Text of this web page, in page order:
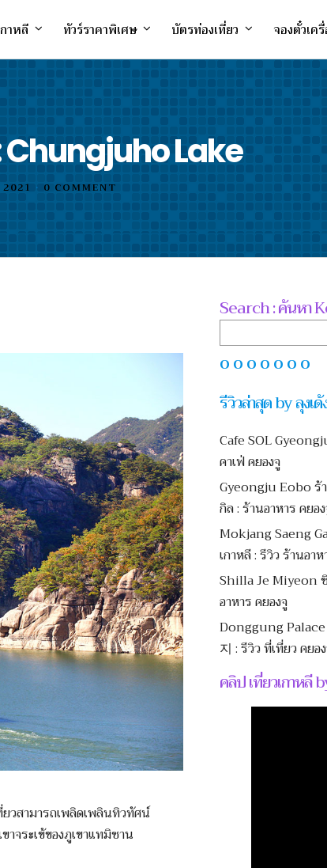
าหลี ทัวร์ราคาพิเศษ บัตรท่องเที่ยว จองตั๋วเค
Chungjuho Lake
• 0 COMMENT
วสามารถเพลิดเพลินทิวทัศน์
จระเข้ของภูเขาแทมิซาน
Search : ค้นหา
O O O O O O O
รีวิวล่าสุด by ลุงเด้
Cafe SOL
คาเฟ่ คยองจู
Gyeongju Eobo ร้
กิล : ร้านอาหาร คยอ
Mokjang Saeng
เกาหลี : รีวิว ร้านอา
Shilla Je Miyeon
อาหาร คยองจู
Donggung
지 : รีวิว ที่เที่ยว คยอ
คลิป เที่ยวเกาหลี